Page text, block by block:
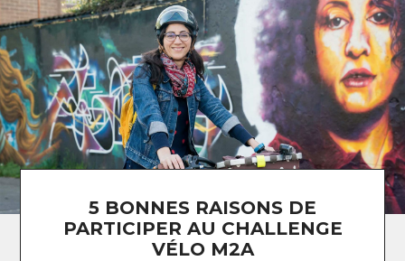
5 BONNES RAISONS DE
PARTICIPER AU CHALLENGE
VÉLO M2A